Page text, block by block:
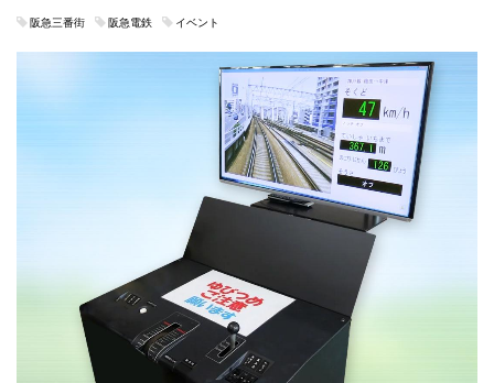
阪急三番街 阪急電鉄 イベント